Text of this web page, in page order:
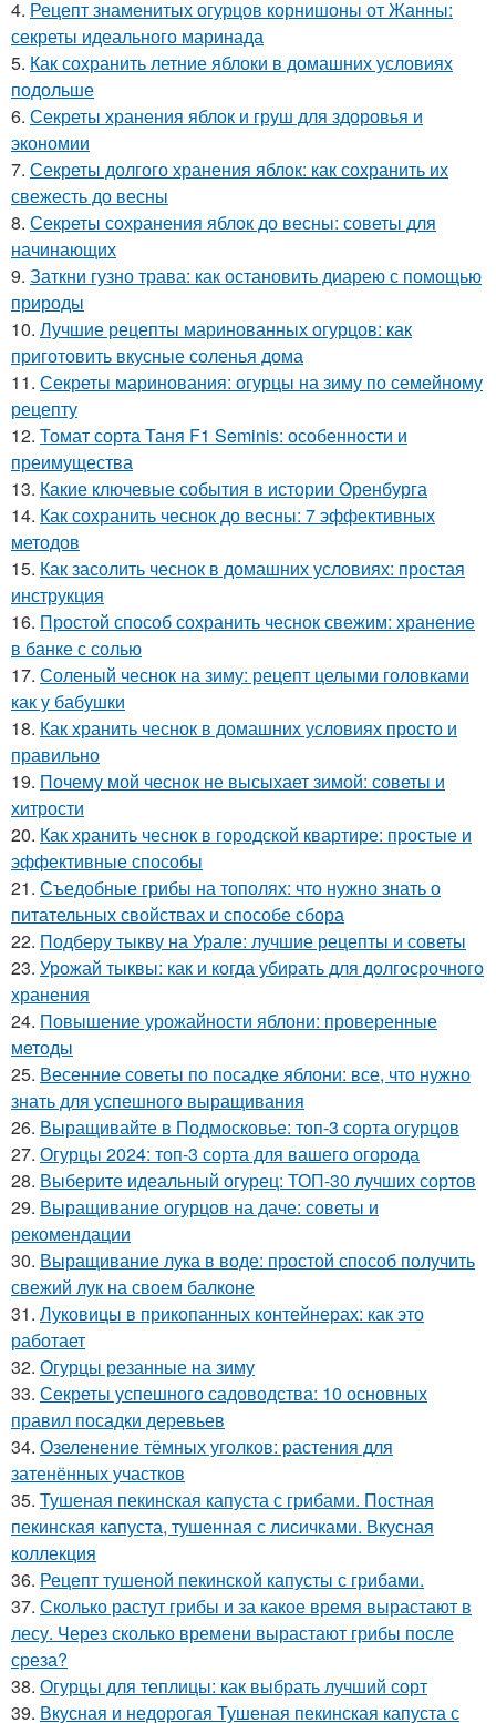
4. Рецепт знаменитых огурцов корнишоны от Жанны:
секреты идеального маринада
5. Как сохранить летние яблоки в домашних условиях
подольше
6. Секреты хранения яблок и груш для здоровья и
экономии
7. Секреты долгого хранения яблок: как сохранить их
свежесть до весны
8. Секреты сохранения яблок до весны: советы для
начинающих
9. Заткни гузно трава: как остановить диарею с помощью
природы
10. Лучшие рецепты маринованных огурцов: как
приготовить вкусные соленья дома
11. Секреты маринования: огурцы на зиму по семейному
рецепту
12. Томат сорта Таня F1 Seminis: особенности и
преимущества
13. Какие ключевые события в истории Оренбурга
14. Как сохранить чеснок до весны: 7 эффективных
методов
15. Как засолить чеснок в домашних условиях: простая
инструкция
16. Простой способ сохранить чеснок свежим: хранение
в банке с солью
17. Соленый чеснок на зиму: рецепт целыми головками
как у бабушки
18. Как хранить чеснок в домашних условиях просто и
правильно
19. Почему мой чеснок не высыхает зимой: советы и
хитрости
20. Как хранить чеснок в городской квартире: простые и
эффективные способы
21. Съедобные грибы на тополях: что нужно знать о
питательных свойствах и способе сбора
22. Подберу тыкву на Урале: лучшие рецепты и советы
23. Урожай тыквы: как и когда убирать для долгосрочного
хранения
24. Повышение урожайности яблони: проверенные
методы
25. Весенние советы по посадке яблони: все, что нужно
знать для успешного выращивания
26. Выращивайте в Подмосковье: топ-3 сорта огурцов
27. Огурцы 2024: топ-3 сорта для вашего огорода
28. Выберите идеальный огурец: ТОП-30 лучших сортов
29. Выращивание огурцов на даче: советы и
рекомендации
30. Выращивание лука в воде: простой способ получить
свежий лук на своем балконе
31. Луковицы в прикопанных контейнерах: как это
работает
32. Огурцы резанные на зиму
33. Секреты успешного садоводства: 10 основных
правил посадки деревьев
34. Озеленение тёмных уголков: растения для
затенённых участков
35. Тушеная пекинская капуста с грибами. Постная
пекинская капуста, тушенная с лисичками. Вкусная
коллекция
36. Рецепт тушеной пекинской капусты с грибами.
37. Сколько растут грибы и за какое время вырастают в
лесу. Через сколько времени вырастают грибы после
среза?
38. Огурцы для теплицы: как выбрать лучший сорт
39. Вкусная и недорогая Тушеная пекинская капуста с